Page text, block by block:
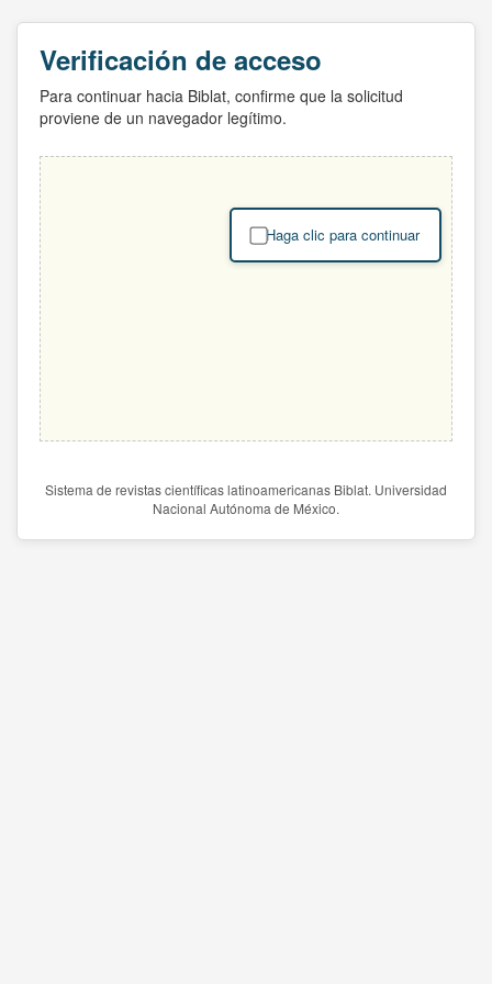
Verificación de acceso
Para continuar hacia Biblat, confirme que la solicitud
proviene de un navegador legítimo.
Haga clic para continuar
Sistema de revistas científicas latinoamericanas Biblat. Universidad
Nacional Autónoma de México.